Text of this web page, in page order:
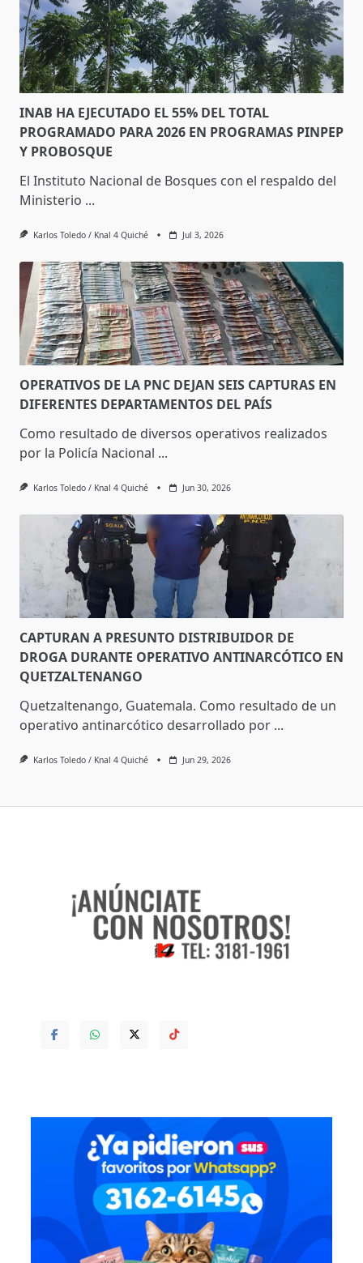
INAB HA EJECUTADO EL 55% DEL TOTAL
PROGRAMADO PARA 2026 EN PROGRAMAS PINPEP
Y PROBOSQUE
El Instituto Nacional de Bosques con el respaldo del
Ministerio ...
Karlos Toledo / Knal 4 Quiché Jul 3, 2026
OPERATIVOS DE LA PNC DEJAN SEIS CAPTURAS EN
DIFERENTES DEPARTAMENTOS DEL PAÍS
Como resultado de diversos operativos realizados
por la Policía Nacional ...
Karlos Toledo / Knal 4 Quiché Jun 30, 2026
CAPTURAN A PRESUNTO DISTRIBUIDOR DE
DROGA DURANTE OPERATIVO ANTINARCÓTICO EN
QUETZALTENANGO
Quetzaltenango, Guatemala. Como resultado de un
operativo antinarcótico desarrollado por ...
Karlos Toledo / Knal 4 Quiché Jun 29, 2026